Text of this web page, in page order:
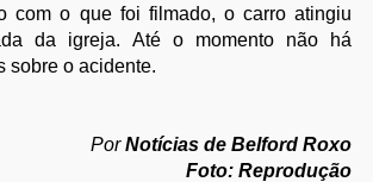
com o que foi filmado, o carro atingiu
da igreja. Até o momento não há
sobre o acidente.
PorNotícias de Belford Roxo
Foto: Reprodução